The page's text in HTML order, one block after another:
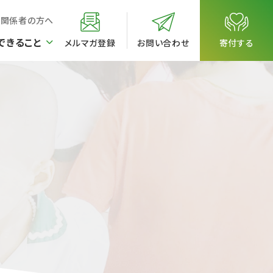
係者の方へ
きること メルマガ登録 お問い合わせ 寄付する